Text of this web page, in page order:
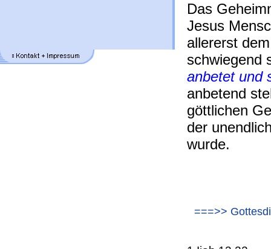
Das
Jesus
allererst
schwiegend
anbetet und
anbetend
göttlichen
der
wurde.
===>>